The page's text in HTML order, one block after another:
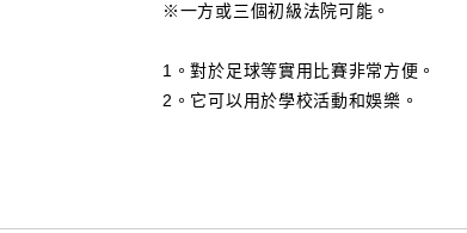
※一方或三個初級法院可能。
1。對於足球等實用比賽非常方便。
2。它可以用於學校活動和娛樂。